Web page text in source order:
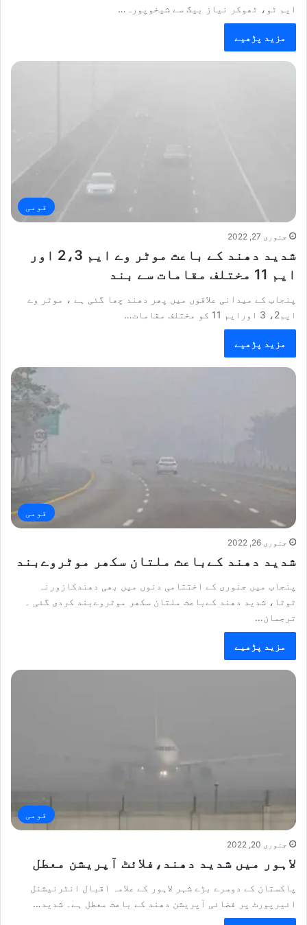
ایم ٹو، ٹھوکر نیاز بیگ سے شیخوپورہ…
مزید پڑھیے
قومی
جنوری 27, 2022
شدید دھند کے باعث موٹر وے ایم 2،3 اور
ایم 11 مختلف مقامات سے بند
پنجاب کے میدانی علاقوں میں پھر دھند چھا گئی ہے ، موٹر وے
ایم2، 3 اورایم 11 کو مختلف مقامات…
مزید پڑھیے
قومی
جنوری 26, 2022
شدید دھند کےباعث ملتان سکھر موٹروےبند
پنجاب میں جنوری کے اختتامی دنوں میں بھی دھندکازورنہ
ٹوٹا، شدید دھند کےباعث ملتان سکھر موٹروےبند کردی گئی ۔
ترجمان…
مزید پڑھیے
قومی
جنوری 20, 2022
لاہور میں شدید دھند،فلائٹ آپریشن معطل
پاکستان کے دوسرے بڑے شہر لاہور کے علامہ اقبال انٹرنیشنل
ائیرپورٹ پر فضائی آپریشن دھند کے باعث معطل ہے۔ شدید…